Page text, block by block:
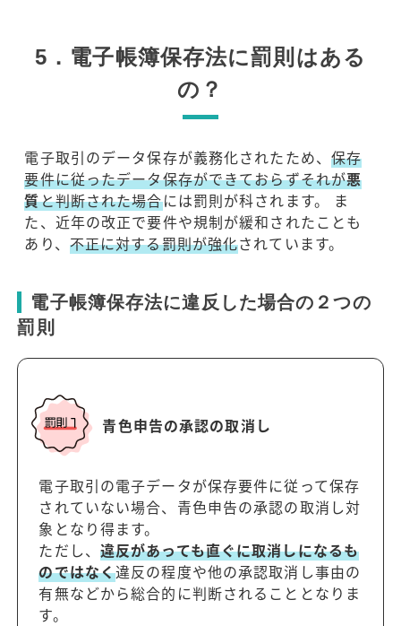
5．電子帳簿保存法に罰則はある
の？
電子取引のデータ保存が義務化されたため、 保存
要件に従ったデータ保存ができておらずそれが悪
質と判断された場合には罰則が科されます。 ま
た、近年の改正で要件や規制が緩和されたことも
あり、 不正に対する罰則が強化されています。
電子帳簿保存法に違反した場合の２つの
罰則
青色申告の承認の取消し
電子取引の電子データが保存要件に従って保存
されていない場合、青色申告の承認の取消し対
象となり得ます。
ただし、 違反があっても直ぐに取消しになるも
のではなく違反の程度や他の承認取消し事由の
有無などから総合的に判断されることとなりま
す。